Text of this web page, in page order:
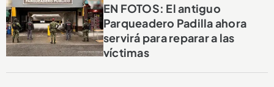
EN FOTOS: El antiguo
Parqueadero Padilla ahora
servirá para reparar a las
víctimas